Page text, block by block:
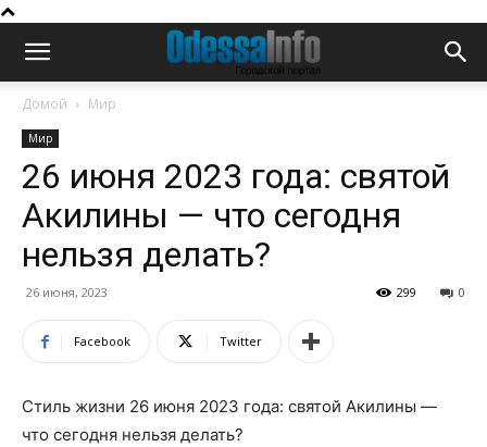
Домой Мир
Мир
26 июня 2023 года: святой
Акилины — что сегодня
нельзя делать?
26 июня, 2023 0
299
Facebook Twitter
Стиль жизни 26 июня 2023 года: святой Акилины —
что сегодня нельзя делать?